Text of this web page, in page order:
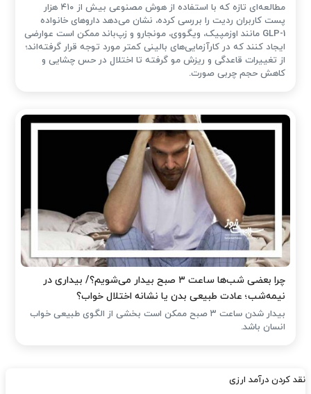
مطالعه‌ای تازه که با استفاده از هوش مصنوعی بیش از ۴۱۰ هزار
پست کاربران ردیت را بررسی کرده، نشان می‌دهد داروهای خانواده
GLP-1 مانند اوزمپیک، ویگووی، مونجارو و زپ‌باند ممکن است عوارضی
ایجاد کنند که در کارآزمایی‌های بالینی کمتر مورد توجه قرار گرفته‌اند؛
از تغییرات قاعدگی و ریزش مو گرفته تا اختلال در حس چشایی و
کاهش حجم چربی صورت.
چرا بعضی شب‌ها ساعت ۳ صبح بیدار می‌شویم؟/ بیداری در
نیمه‌شب؛ عادت طبیعی بدن یا نشانه اختلال خواب؟
بیدار شدن ساعت ۳ صبح ممکن است بخشی از الگوی طبیعی خواب
انسان باشد.
نقد کردن درآمد ارزی